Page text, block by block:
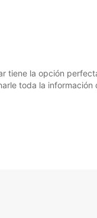
tiene la opción
toda la